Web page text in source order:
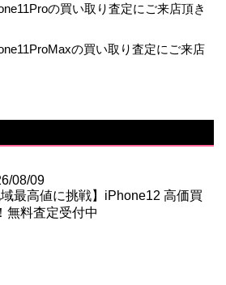
の買い取り査定にご来店頂き
の買い取り査定にご来店
08/09
域最高値に挑戦】iPhone12 高価買
無料査定受付中